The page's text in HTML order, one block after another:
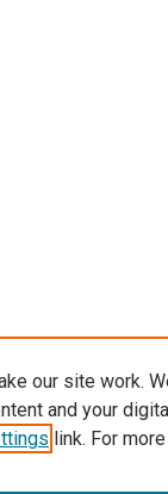
our site work.
and your
link. For